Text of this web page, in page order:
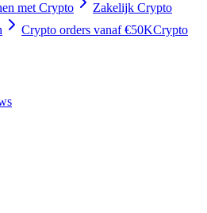
met Crypto
Zakelijk Crypto
Crypto orders vanaf €50KCrypto